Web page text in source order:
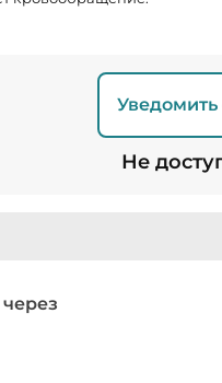
Уведомить
Не
через